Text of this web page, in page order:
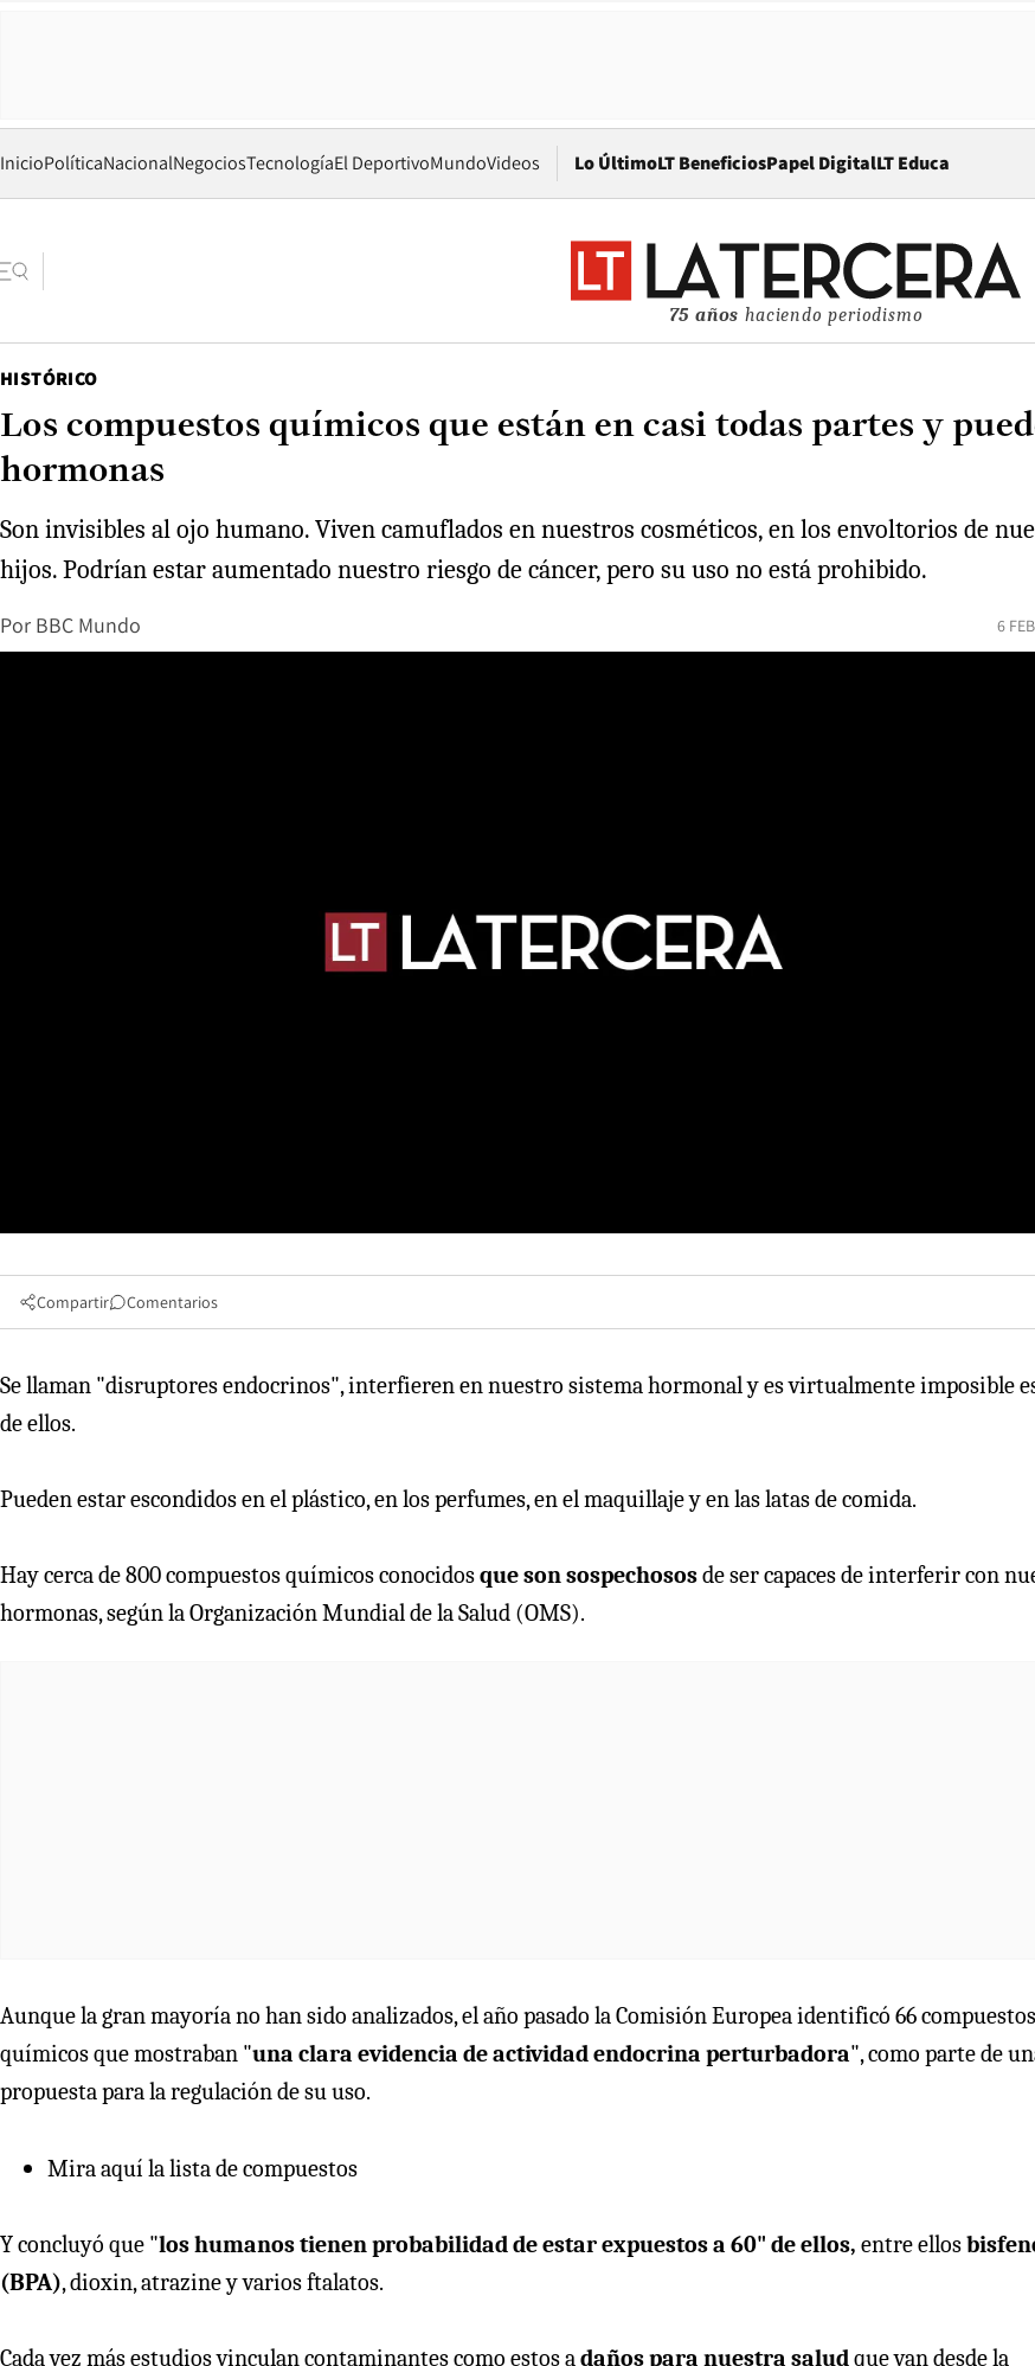
InicioPolíticaNacionalNegociosTecnologíaEl DeportivoMundoVideos Lo ÚltimoLT BeneficiosPapel DigitalOpens in new
LT Educa
75 años haciendo periodismo
HISTÓRICO
Los compuestos químicos que están en casi todas partes y
hormonas
Son invisibles al ojo humano. Viven camuflados en nuestros cosméticos, en los envoltorios de
hijos. Podrían estar aumentado nuestro riesgo de cáncer, pero su uso no está prohibido.
Por BBC Mundo 6
Compartir Comentarios
Se llaman "disruptores endocrinos", interfieren en nuestro sistema hormonal y es virtualmente imposible
de ellos.
Pueden estar escondidos en el plástico, en los perfumes, en el maquillaje y en las latas de comida.
Hay cerca de 800 compuestos químicos conocidosque son sospechososde ser capaces de interferir con
hormonas, según la Organización Mundial de la Salud (OMS).
Aunque la gran mayoría no han sido analizados, el año pasado la Comisión Europea identificó 66 compuestos
químicos que mostraban "una clara evidencia de actividad endocrina perturbadora", como parte de
propuesta para la regulación de su uso.
Mira aquí la lista de compuestos
Y concluyó que "los humanos tienen probabilidad de estar expuestos a 60" de ellos, entre ellos
(BPA), dioxin, atrazine y varios ftalatos.
Cada vez más estudios vinculan contaminantes como estos adaños para nuestra saludque van desde la